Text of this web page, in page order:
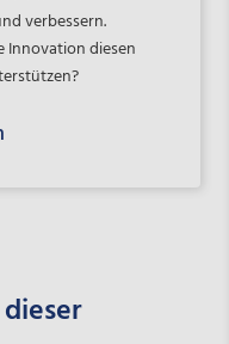
verbessern.
Innovation diesen